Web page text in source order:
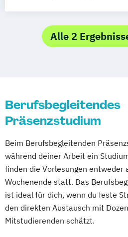
Studienzentrum
Studienzentrum München
Studienzentrum Wertheim
Studienzentrum Wien
Studienzentrum Zürich
Studienzentrum Gera
Studienzentrum Heidelberg
Studienzentrum Bonn
Studienzentrum Karlsruhe
Studienzentrum Tübingen
Notfallsanitäter/in
Parodontologie und
Alle 2
Berufsbegleitendes
Präsenzstudium
Beim Berufsbegleitenden
während deiner Arbeit ein
finden die Vorlesungen entweder
Wochenende statt. Das
ist ideal für dich, wenn du feste
den direkten Austausch mit
Mitstudierenden schätzt.